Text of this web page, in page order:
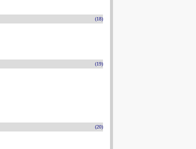
(18)
(19)
(20)